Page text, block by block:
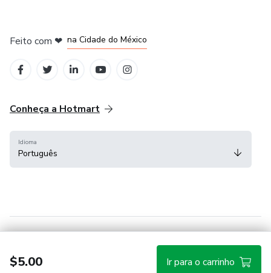
$5.00 Ir para o carrinho
Feito com ❤ na Cidade do México
Conheça a Hotmart
Idioma
Português